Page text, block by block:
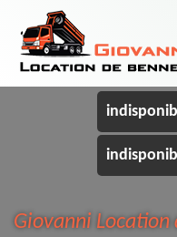
Giovanni Location